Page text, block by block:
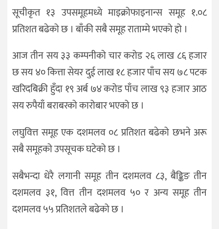
सूचीकृत १३ उपसमूहमध्ये माइक्रोफाइनान्स समूह १.०८
प्रतिशत बढेको छ । बाँकी सबै समूह राताम्मे भएको हो ।
आज तीन सय ३३ कम्पनीको चार करोड २६ लाख ८६ हजार
छ सय ४० कित्ता सेयर दुई लाख १८ हजार पाँच सय ७८ पटक
खरिदबिक्री हुँदा १९ अर्ब ७४ करोड पाँच लाख ९३ हजार आठ
सय रुपैयाँ बराबरको कारोबार भएको छ ।
लघुवित्त समूह एक दशमलव ०८ प्रतिशत बढेको छभने अरू
सबै समूहको उपसूचक घटेको छ ।
सबैभन्दा धेरै लगानी समूह तीन दशमलव ८३, बैङ्किङ तीन
दशमलव ३१, वित्त तीन दशमलव ५० र अन्य समूह तीन
दशमलव ५५ प्रतिशतले बढेको छ ।